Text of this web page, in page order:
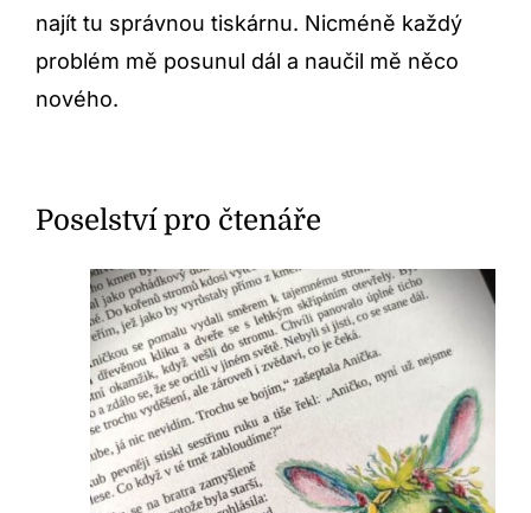
najít tu správnou tiskárnu. Nicméně každý
problém mě posunul dál a naučil mě něco
nového.
Poselství pro čtenáře